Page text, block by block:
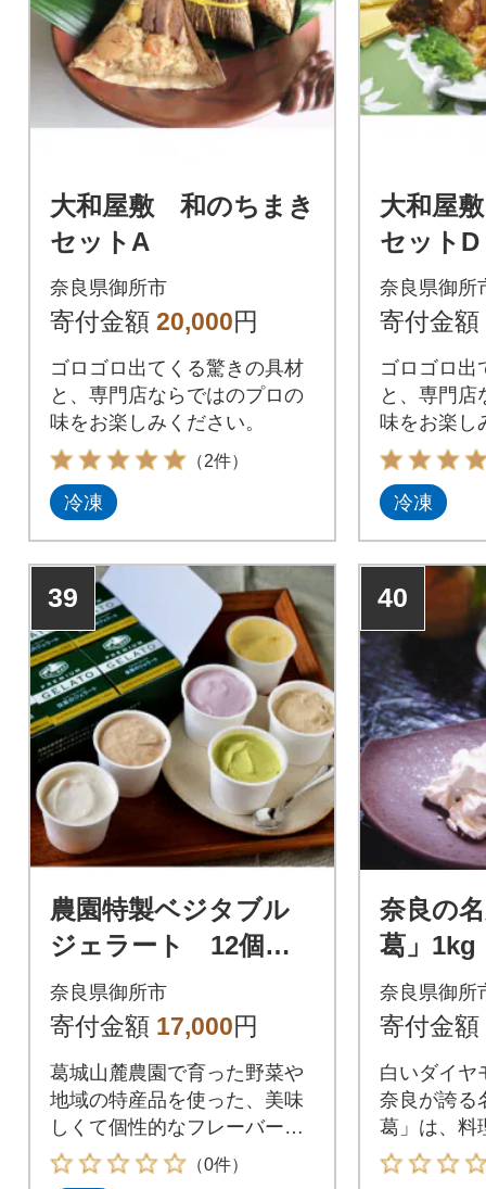
大和屋敷 和のちまき
セットA
奈良県御所市
寄付金額 20,000円
ゴロゴロ出てくる驚きの具材
と、専門店ならではのプロの
味をお楽しみください。
（2件）
冷凍
大和屋
セットD
奈良県御所
寄付金額
ゴロゴロ出
と、専門店
味をお楽し
冷凍
39
農園特製ベジタブル
ジェラート 12個入
り
奈良県御所市
寄付金額 17,000円
葛城山麓農園で育った野菜や
地域の特産品を使った、美味
しくて個性的なフレーバーの
ジェラートです。
（0件）
40
奈良の
葛」
ヤモン
い料理
奈良県御所
寄付金額
白いダイヤ
奈良が誇る
葛」は、料
るスーパー